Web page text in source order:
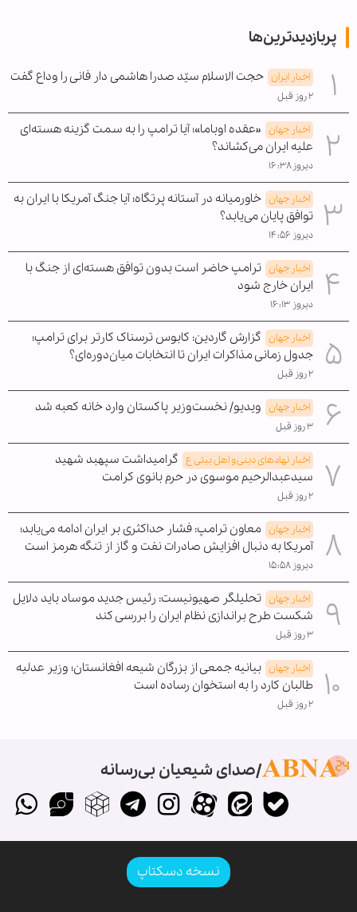
پربازدیدترین‌ها
اخبار ایران حجت الاسلام سیّد صدرا هاشمی دار فانی را وداع گفت
۲ روز قبل
اخبار جهان «عقده اوباما»؛ آیا ترامپ را به سمت گزینه هسته‌ای
علیه ایران می‌کشاند؟
دیروز ۱۶:۳۸
اخبار جهان خاورمیانه در آستانه پرتگاه؛ آیا جنگ آمریکا با ایران به
توافق پایان می‌یابد؟
دیروز ۱۴:۵۶
اخبار جهان ترامپ حاضر است بدون توافق هسته‌ای از جنگ با
ایران خارج شود
دیروز ۱۶:۱۳
اخبار جهان گزارش گاردین: کابوس ترسناک کارتر برای ترامپ؛
جدول زمانی مذاکرات ایران تا انتخابات میان‌دوره‌ای؟
۲ روز قبل
اخبار جهان ویدیو/ نخست‌وزیر پاکستان وارد خانه کعبه شد
۳ روز قبل
اخبار نهادهای دینی و اهل بیتی ع گرامیداشت سپهبد شهید
سیدعبدالرحیم موسوی در حرم بانوی کرامت
۲ روز قبل
اخبار جهان معاون ترامپ: فشار حداکثری بر ایران ادامه می‌یابد؛
آمریکا به دنبال افزایش صادرات نفت و گاز از تنگه هرمز است
دیروز ۱۵:۵۸
اخبار جهان تحلیلگر صهیونیست: رئیس جدید موساد باید دلایل
شکست طرح براندازی نظام ایران را بررسی کند
۳ روز قبل
اخبار جهان بیانیه جمعی از بزرگان شیعه افغانستان؛ وزیر عدلیه
طالبان کارد را به استخوان رساده است
۲ روز قبل
صدای شیعیان بی‌رسانه
نسخه دسکتاپ